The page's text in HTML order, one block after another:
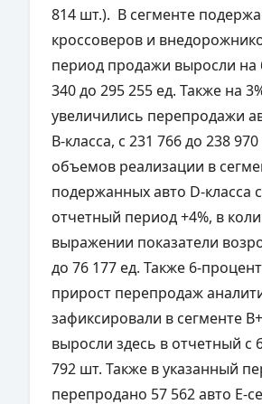
814 шт.). В сегменте
кроссоверов и
период продажи выросли на
340 до 295 255 ед. Также на
увеличились перепродажи
В-класса, с 231 766 до 238
объемов реализации в
подержанных авто D-класса
отчетный период +4%, в
выражении показатели
до 76 177 ед. Также 6-
прирост перепродаж
зафиксировали в сегменте
выросли здесь в отчетный с
792 шт. Также в указанный
перепродано 57 562 авто Е-